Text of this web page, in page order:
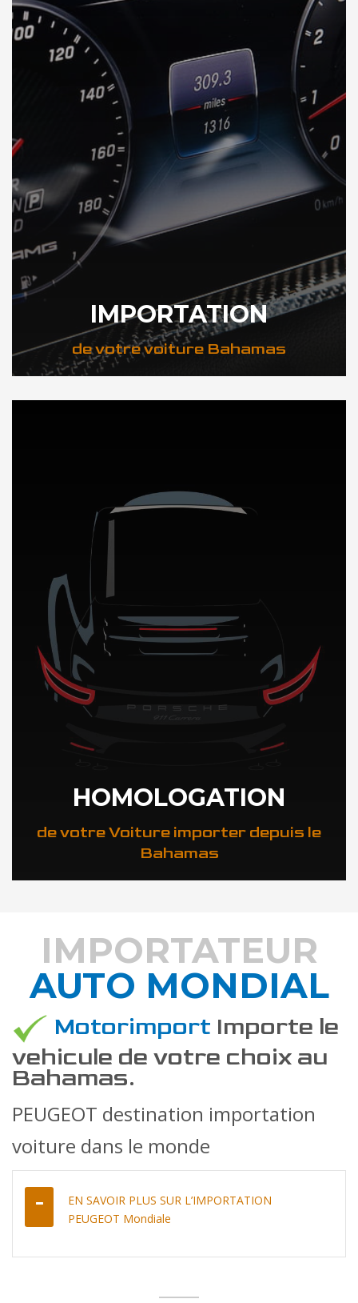
IMPORTATION
de votre voiture Bahamas
DÉCOUVREZ NOTRE IMPORTATION AUTO au Bahamas
HOMOLOGATION
de votre Voiture importer depuis le
Bahamas
DÉCOUVREZ COMMENT
IMPORTATEUR
AUTO MONDIAL
Motorimport Importe le
vehicule de votre choix au
Bahamas.
PEUGEOT destination importation
voiture dans le monde
EN SAVOIR PLUS SUR L’IMPORTATION
PEUGEOT Mondiale